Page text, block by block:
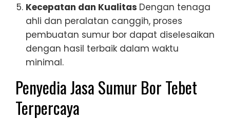
Kecepatan dan Kualitas Dengan tenaga
ahli dan peralatan canggih, proses
pembuatan sumur bor dapat diselesaikan
dengan hasil terbaik dalam waktu
minimal.
Penyedia Jasa Sumur Bor Tebet
Terpercaya